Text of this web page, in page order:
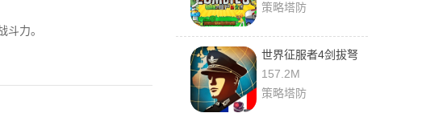
力。
策略塔防
世界征服者4剑拔弩
张 1.11.4 最新版
157.2M
策略塔防